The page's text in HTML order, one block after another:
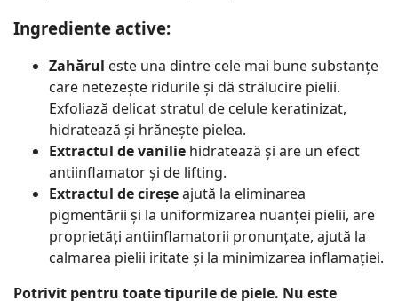
Ingrediente active:
Zahărul este una dintre cele mai bune substanțe
care netezește ridurile și dă strălucire pielii.
Exfoliază delicat stratul de celule keratinizat,
hidratează și hrănește pielea.
Extractul de vanilie hidratează și are un efect
antiinflamator și de lifting.
Extractul de cireșeajută la eliminarea
pigmentării și la uniformizarea nuanței pielii, are
proprietăți antiinflamatorii pronunțate, ajută la
calmarea pielii iritate și la minimizarea inflamației.
Potrivit pentru toate tipurile de piele. Nu este